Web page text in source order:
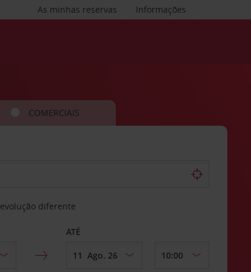
Informações
As minhas reservas
COMERCIAIS
diferente
ATÉ